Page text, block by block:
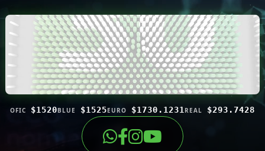
OFIC $1520BLUE $1525EURO $1730.1231 REAL $293.7428